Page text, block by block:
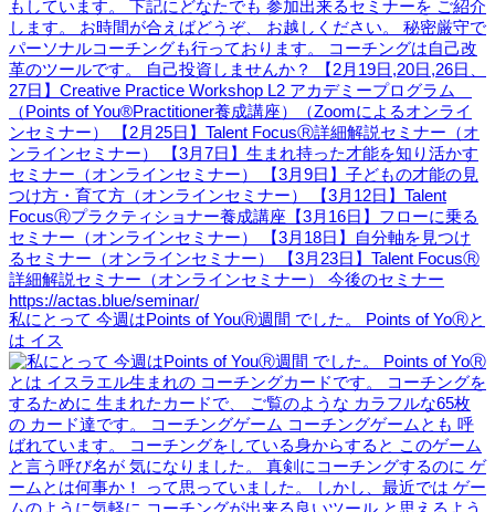
私にとって 今週はPoints of YouⓇ週間 でした。 Points of YoⓇと
は イス